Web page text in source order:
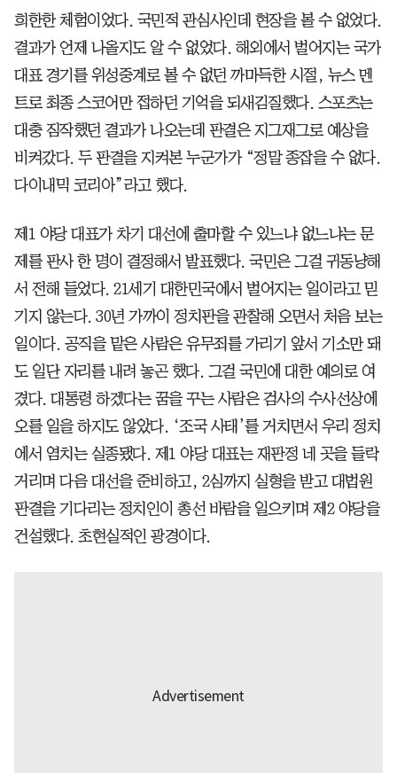
희한한 체험이었다. 국민적 관심사인데 현장을 볼 수 없었다.
결과가 언제 나올지도 알 수 없었다. 해외에서 벌어지는 국가
대표 경기를 위성중계로 볼 수 없던 까마득한 시절, 뉴스 멘
트로 최종 스코어만 접하던 기억을 되새김질했다. 스포츠는
대충 짐작했던 결과가 나오는데 판결은 지그재그로 예상을
비켜갔다. 두 판결을 지켜본 누군가가 “정말 종잡을 수 없다.
다이내믹 코리아”라고 했다.
제1 야당 대표가 차기 대선에 출마할 수 있느냐 없느냐는 문
제를 판사 한 명이 결정해서 발표했다. 국민은 그걸 귀동냥해
서 전해 들었다. 21세기 대한민국에서 벌어지는 일이라고 믿
기지 않는다. 30년 가까이 정치판을 관찰해 오면서 처음 보는
일이다. 공직을 맡은 사람은 유무죄를 가리기 앞서 기소만 돼
도 일단 자리를 내려 놓곤 했다. 그걸 국민에 대한 예의로 여
겼다. 대통령 하겠다는 꿈을 꾸는 사람은 검사의 수사선상에
오를 일을 하지도 않았다. ‘조국 사태’를 거치면서 우리 정치
에서 염치는 실종됐다. 제1 야당 대표는 재판정 네 곳을 들락
거리며 다음 대선을 준비하고, 2심까지 실형을 받고 대법원
판결을 기다리는 정치인이 총선 바람을 일으키며 제2 야당을
건설했다. 초현실적인 광경이다.